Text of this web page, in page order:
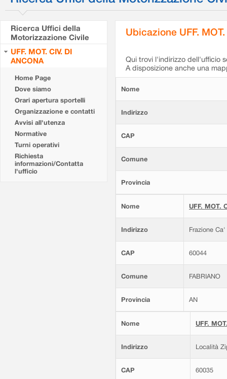
Ricerca Uffici della
Motorizzazione Civile
UFF. MOT. CIV. DI
ANCONA
Home Page
Dove siamo
Orari apertura sportelli
Organizzazione e contatti
Avvisi all'utenza
Normative
Turni operativi
Richiesta
informazioni/Contatta
l'ufficio
Ubicazione UFF.
Qui trovi l'indirizzo dell'ufficio
A disposizione anche una
Nome
Indirizzo
CAP
Comune
Provincia
Nome UFF. MOT.
Indirizzo Frazione
CAP 60044
Comune FABRIANO
Provincia AN
Nome UFF.
Indirizzo Località
CAP 60035